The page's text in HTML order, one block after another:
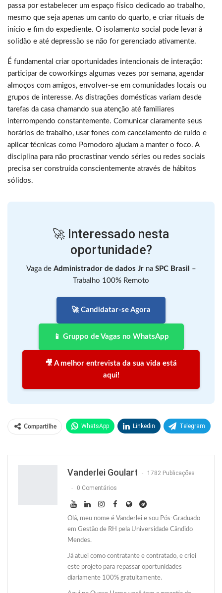
passa por estabelecer um espaço físico dedicado ao trabalho,
mesmo que seja apenas um canto do quarto, e criar rituais de
início e fim do expediente. O isolamento social pode levar à
solidão e até depressão se não for gerenciado ativamente.
É fundamental criar oportunidades intencionais de interação:
participar de coworkings algumas vezes por semana, agendar
almoços com amigos, envolver-se em comunidades locais ou
grupos de interesse. As distrações domésticas variam desde
tarefas da casa chamando sua atenção até familiares
interrompendo constantemente. Comunicar claramente seus
horários de trabalho, usar fones com cancelamento de ruído e
aplicar técnicas como Pomodoro ajudam a manter o foco. A
disciplina para não procrastinar vendo séries ou redes sociais
precisa ser construída conscientemente através de hábitos
sólidos.
🚀 Interessado nesta
oportunidade?
Vaga de Administrador de dados Jrna SPC Brasil
–
Trabalho 100% Remoto
🚀 Candidatar-se Agora
📱 Gruppo de Vagas no WhatsApp
🎥 A melhor entrevista da sua vida está
aqui!
Compartilhe WhatsApp Linkedin Telegram
Vanderlei Goulart 1782 Publicações
0 Comentários
Olá, meu nome é Vanderlei e sou Pós-Graduado
em Gestão de RH pela Universidade Cândido
Mendes.
Já atuei como contratante e contratado, e criei
este projeto para repassar oportunidades
diariamente 100% gratuitamente.